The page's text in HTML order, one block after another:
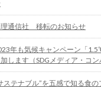
通信社 移転のお知らせ
年も気候キャンペーン「
します（SDGメディア・コン
ステナブル”を五感で知る食の